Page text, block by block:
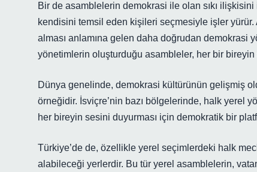
Bir de asamblelerin demokrasi ile olan sıkı
kendisini temsil eden kişileri seçmesiyle işler yürür.
alması anlamına gelen daha doğrudan demokrasi
yönetimlerin oluşturduğu asambleler, her bir bireyin
Dünya genelinde, demokrasi kültürünün gelişmiş
örneğidir. İsviçre’nin bazı bölgelerinde, halk yerel
her bireyin sesini duyurması için demokratik bir
Türkiye’de de, özellikle yerel seçimlerdeki halk
alabileceği yerlerdir. Bu tür yerel asamblelerin,